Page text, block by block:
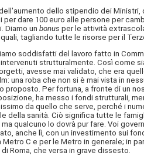
dello stipendio dei
per dare 100 euro alle persone per
Diamo unbonus per le attività
quali, tagliando tutte le risorse per il
soddisfatti del lavoro fatto in
strutturalmente. Così come
avesse mai validato, che era
una roba che non si è mai vista in
proposto. Per fortuna, a fronte di un
ha messo i fondi strutturali,
da quello che serve, perché i
della sanità. Ciò significa tutte le
qualcuno lo dovrà pur fare. Voi
anche lì, con un investimento sui
C e per le Metro in generale; in
Roma, che versa in grave dissesto.